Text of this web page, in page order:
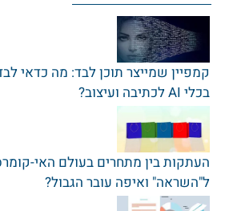
קמפיין שמייצר תוכן לבד: מה כדאי
בכלי AI לכתיבה ועיצוב?
העתקות בין מתחרים בעולם האי-
ל"השראה" ואיפה עובר הגבול?